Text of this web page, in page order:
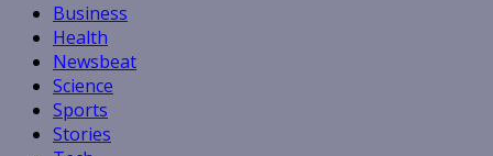
Business
Health
Newsbeat
Science
Sports
Stories